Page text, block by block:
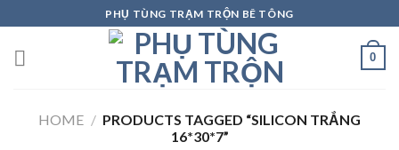
to
content
PHỤ TÙNG TRẠM TRỘN BÊ TÔNG
0
HOME / PRODUCTS TAGGED “SILICON TRẮNG
16*30*7”